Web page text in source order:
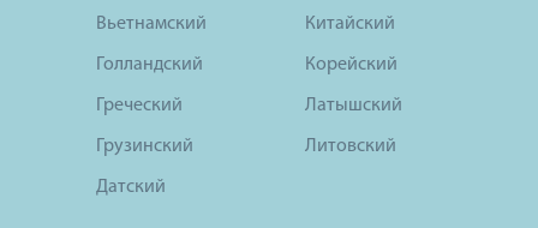
Вьетнамский
Голландский
Греческий
Грузинский
Датский
Китайский
Корейский
Латышский
Литовский